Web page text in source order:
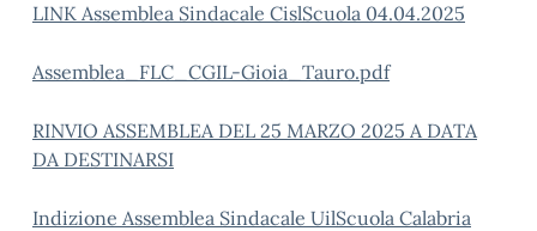
LINK Assemblea Sindacale CislScuola 04.04.2025
Assemblea_FLC_CGIL-Gioia_Tauro.pdf
RINVIO ASSEMBLEA DEL 25 MARZO 2025 A DATA
DA DESTINARSI
Indizione Assemblea Sindacale UilScuola Calabria